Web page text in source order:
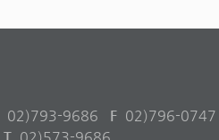
02)793-9686 F 02)796-0747